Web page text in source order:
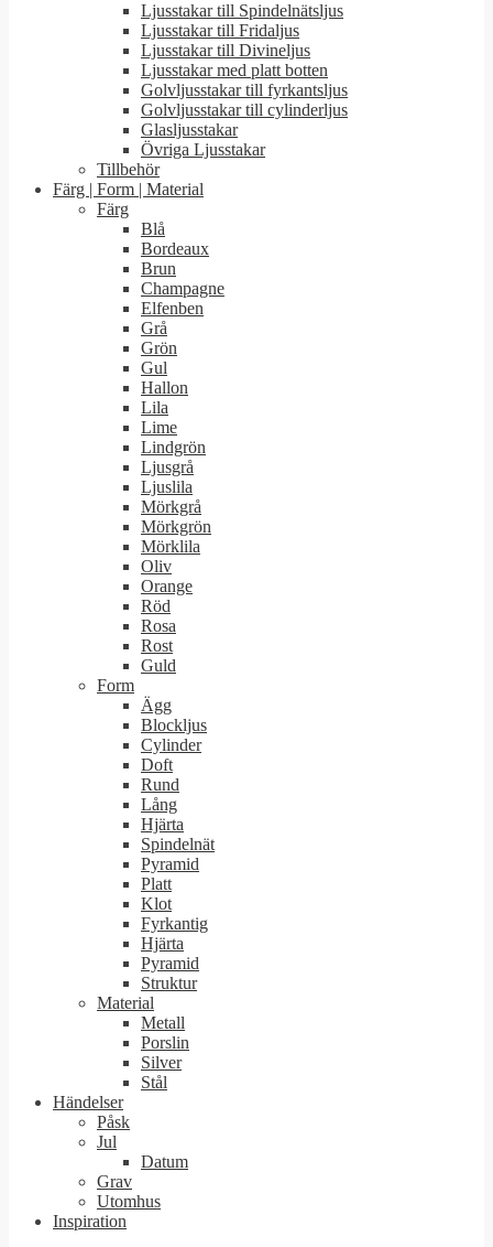
Ljusstakar till Spindelnätsljus
Ljusstakar till Fridaljus
Ljusstakar till Divineljus
Ljusstakar med platt botten
Golvljusstakar till fyrkantsljus
Golvljusstakar till cylinderljus
Glasljusstakar
Övriga Ljusstakar
Tillbehör
Färg | Form | Material
Färg
Blå
Bordeaux
Brun
Champagne
Elfenben
Grå
Grön
Gul
Hallon
Lila
Lime
Lindgrön
Ljusgrå
Ljuslila
Mörkgrå
Mörkgrön
Mörklila
Oliv
Orange
Röd
Rosa
Rost
Guld
Form
Ägg
Blockljus
Cylinder
Doft
Rund
Lång
Hjärta
Spindelnät
Pyramid
Platt
Klot
Fyrkantig
Hjärta
Pyramid
Struktur
Material
Metall
Porslin
Silver
Stål
Händelser
Påsk
Jul
Datum
Grav
Utomhus
Inspiration